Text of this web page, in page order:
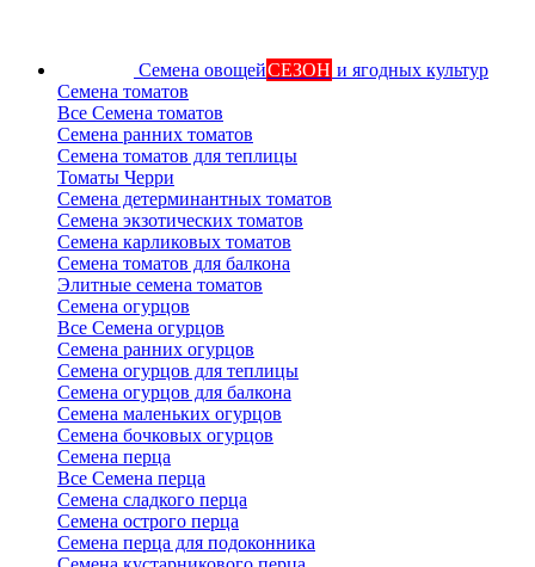
Семена овощейСЕЗОН и ягодных культур
Семена томатов
Все Семена томатов
Семена ранних томатов
Семена томатов для теплицы
Томаты Черри
Семена детерминантных томатов
Семена экзотических томатов
Семена карликовых томатов
Семена томатов для балкона
Элитные семена томатов
Семена огурцов
Все Семена огурцов
Семена ранних огурцов
Семена огурцов для теплицы
Семена огурцов для балкона
Семена маленьких огурцов
Семена бочковых огурцов
Семена перца
Все Семена перца
Семена сладкого перца
Семена острого перца
Семена перца для подоконника